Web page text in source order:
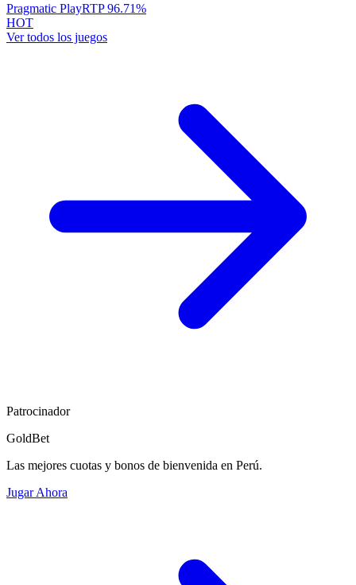
Pragmatic PlayRTP96.71%
HOT
Ver todos los juegos
Patrocinador
GoldBet
Las mejores cuotas y bonos de bienvenida en Perú.
Jugar Ahora